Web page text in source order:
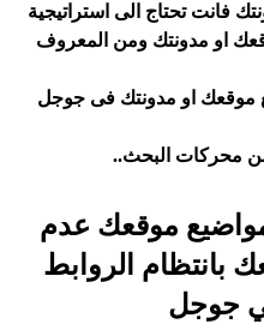
فانت تحتاج الى استراتيجية
او مدونتك ومن المعروف
موقعك او مدونتك فى جوجل
من محركات البحث..
موقعك عدم
بانتظام الروابط
جوجل